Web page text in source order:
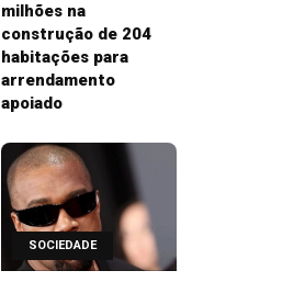
milhões na
construção de 204
habitações para
arrendamento
apoiado
SOCIEDADE